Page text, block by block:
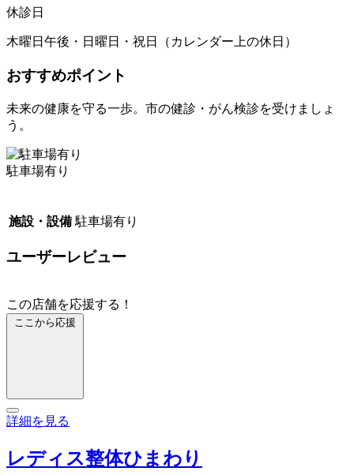
休診日
木曜日午後・日曜日・祝日（カレンダー上の休日）
おすすめポイント
未来の健康を守る一歩。市の健診・がん検診を受けましょ
う。
駐車場有り
施設・設備 駐車場有り
ユーザーレビュー
この店舗を応援する！
ここから応援
詳細を見る
レディス整体ひまわり